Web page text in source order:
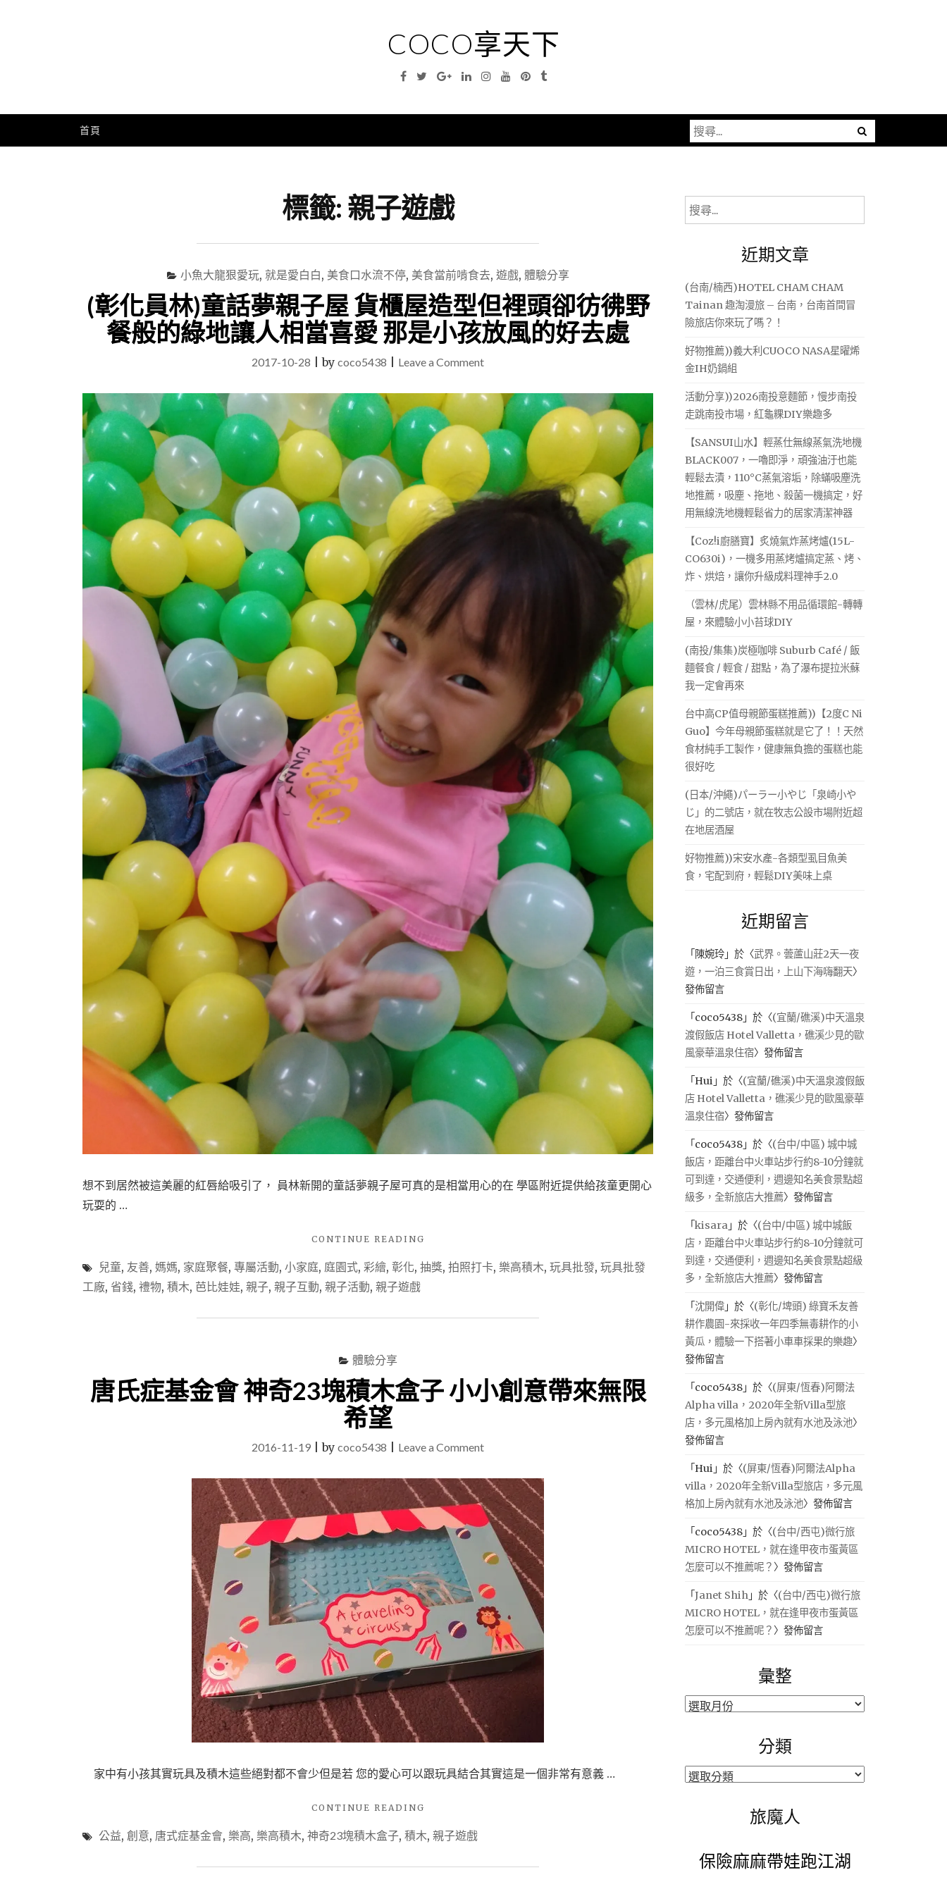
COCO享天下
Facebook
TwitterGoogleLinkedinInstagramYouTubePinterest
Tumblr
首頁
搜
尋
字:
標籤: 親子遊戲
小魚大龍狠愛玩, 就是愛白白, 美食口水流不停, 美食當前啃食去, 遊戲, 體驗分享
(彰化員林)童話夢親子屋 貨櫃屋造型但裡頭卻彷彿野
餐般的綠地讓人相當喜愛 那是小孩放風的好去處
2017-10-28 |by coco5438 Leave a Commenton
化
林)
童
話
夢
貨
屋
造
型
裡
彷
野
餐
綠
地
讓
人
相
愛
那
孩
風
的
去
想不到居然被這美麗的紅唇給吸引了， 員林新開的童話夢親子屋可真的是相當用心的在 學區附近提供給孩童更開心
玩耍的 …
CONTINUE READING
化
屋
貨
造
頭
彷
彿
野
餐
般
的
綠
地
讓
人
相
那
小
的
好
兒童, 友善, 媽媽, 家庭聚餐, 專屬活動, 小家庭, 庭園式, 彩繪, 彰化, 抽獎, 拍照打卡, 樂高積木, 玩具批發, 玩具批發
工廠, 省錢, 禮物, 積木, 芭比娃娃, 親子, 親子互動, 親子活動, 親子遊戲
體驗分享
唐氏症基金會 神奇23塊積木盒子 小小創意帶來無限
希望
2016-11-19 |by coco5438 Leave a Commenton
氏
症
基
會
神
奇
23
塊
積
木
盒
子
小
創
家中有小孩其實玩具及積木這些絕對都不會少但是若 您的愛心可以跟玩具結合其實這是一個非常有意義 …
CONTINUE READING
症
金
公益, 創意, 唐式症基金會, 樂高, 樂高積木, 神奇23塊積木盒子, 積木, 親子遊戲
搜
尋
近期文章
(台南/楠西)HOTEL CHAM CHAM
Tainan 趣淘漫旅 – 台南，台南首間冒
險旅店你來玩了嗎？！
好物推薦))義大利CUOCO NASA星曜烯
金IH奶鍋組
活動分享))2026南投意麵節，慢步南投
走跳南投市場，紅龜粿DIY樂趣多
【SANSUI山水】輕蒸仕無線蒸氣洗地機
BLACK007，一嚕即淨，頑強油汙也能
輕鬆去漬，110°C蒸氣溶垢，除蟎吸塵洗
地推薦，吸塵、拖地、殺菌一機搞定，好
用無線洗地機輕鬆省力的居家清潔神器
【Coz!i廚膳寶】炙燒氣炸蒸烤爐(15L-
CO630i)，一機多用蒸烤爐搞定蒸、烤、
炸、烘焙，讓你升級成料理神手2.0
（雲林/虎尾）雲林縣不用品循環館-轉轉
屋，來體驗小小苔球DIY
(南投/集集)炭極咖啡 Suburb Café / 飯
麵餐食 / 輕食 / 甜點，為了瀑布提拉米蘇
我一定會再來
台中高CP值母親節蛋糕推薦))【2度C Ni
Guo】今年母親節蛋糕就是它了！！天然
食材純手工製作，健康無負擔的蛋糕也能
很好吃
(日本/沖繩)パーラー小やじ「泉崎小や
じ」的二號店，就在牧志公設市場附近超
在地居酒屋
好物推薦))宋安水產-各類型虱目魚美
食，宅配到府，輕鬆DIY美味上桌
近期留言
「 陳婉玲 」於〈武界。蕓蘆山莊2天一夜
遊，一泊三食賞日出，上山下海嗨翻天〉
發佈留言
「 coco5438 」於〈(宜蘭/礁溪)中天溫泉
渡假飯店 Hotel Valletta，礁溪少見的歐
風豪華溫泉住宿〉發佈留言
「Hui 」於〈(宜蘭/礁溪)中天溫泉渡假飯
店 Hotel Valletta，礁溪少見的歐風豪華
溫泉住宿〉發佈留言
「 coco5438 」於〈(台中/中區) 城中城
飯店，距離台中火車站步行約8-10分鐘就
可到達，交通便利，週邊知名美食景點超
級多，全新旅店大推薦〉發佈留言
「kisara 」於〈(台中/中區) 城中城飯
店，距離台中火車站步行約8-10分鐘就可
到達，交通便利，週邊知名美食景點超級
多，全新旅店大推薦〉發佈留言
「沈開偉 」於〈(彰化/埤頭) 綠寶禾友善
耕作農園-來採收一年四季無毒耕作的小
黃瓜，體驗一下搭著小車車採果的樂趣〉
發佈留言
「 coco5438 」於〈(屏東/恆春)阿爾法
Alpha villa，2020年全新Villa型旅
店，多元風格加上房內就有水池及泳池〉
發佈留言
「Hui 」於〈(屏東/恆春)阿爾法Alpha
villa，2020年全新Villa型旅店，多元風
格加上房內就有水池及泳池〉發佈留言
「 coco5438 」於〈(台中/西屯)微行旅
MICRO HOTEL，就在逢甲夜市蛋黃區
怎麼可以不推薦呢？ 〉發佈留言
「Janet Shih 」於〈(台中/西屯)微行旅
MICRO HOTEL，就在逢甲夜市蛋黃區
怎麼可以不推薦呢？ 〉發佈留言
彙整
彙
分類
分
旅魔人
保險麻麻帶娃跑江湖